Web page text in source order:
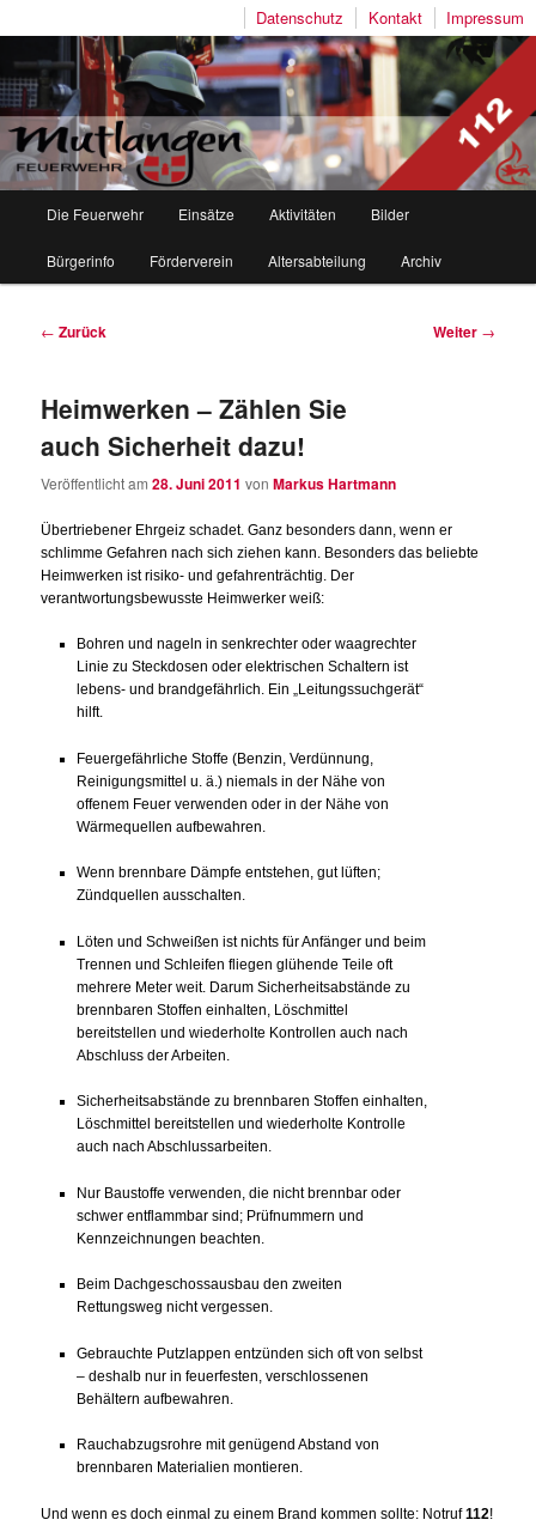
Impressum
Kontakt
Datenschutz
Freiwillige Feuerwehr Mutlangen
Zum
Inhalt
Zum
sekundären
Die Feuerwehr Einsätze Aktivitäten Bilder
Bürgerinfo Förderverein Altersabteilung Archiv
Beitragsnavigation
← Zurück Weiter →
Heimwerken – Zählen Sie
auch Sicherheit dazu!
Veröffentlicht am28. Juni 2011 vonMarkus Hartmann
Übertriebener Ehrgeiz schadet. Ganz besonders dann, wenn er
schlimme Gefahren nach sich ziehen kann. Besonders das beliebte
Heimwerken ist risiko- und gefahrenträchtig. Der
verantwortungsbewusste Heimwerker weiß:
Bohren und nageln in senkrechter oder waagrechter
Linie zu Steckdosen oder elektrischen Schaltern ist
lebens- und brandgefährlich. Ein „Leitungssuchgerät“
hilft.
Feuergefährliche Stoffe (Benzin, Verdünnung,
Reinigungsmittel u. ä.) niemals in der Nähe von
offenem Feuer verwenden oder in der Nähe von
Wärmequellen aufbewahren.
Wenn brennbare Dämpfe entstehen, gut lüften;
Zündquellen ausschalten.
Löten und Schweißen ist nichts für Anfänger und beim
Trennen und Schleifen fliegen glühende Teile oft
mehrere Meter weit. Darum Sicherheitsabstände zu
brennbaren Stoffen einhalten, Löschmittel
bereitstellen und wiederholte Kontrollen auch nach
Abschluss der Arbeiten.
Sicherheitsabstände zu brennbaren Stoffen einhalten,
Löschmittel bereitstellen und wiederholte Kontrolle
auch nach Abschlussarbeiten.
Nur Baustoffe verwenden, die nicht brennbar oder
schwer entflammbar sind; Prüfnummern und
Kennzeichnungen beachten.
Beim Dachgeschossausbau den zweiten
Rettungsweg nicht vergessen.
Gebrauchte Putzlappen entzünden sich oft von selbst
– deshalb nur in feuerfesten, verschlossenen
Behältern aufbewahren.
Rauchabzugsrohre mit genügend Abstand von
brennbaren Materialien montieren.
Und wenn es doch einmal zu einem Brand kommen sollte: Notruf112!